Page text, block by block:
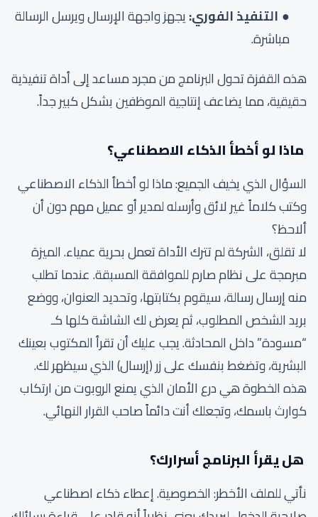
التنفيذ الفوري:يجهز واجهة الإرسال ويرسل الرسالة
مباشرة.
هذه القفزة تحول البرنامج من مجرد مساعد إلى أداة تنفيذية
حقيقية، مما يضاعف إنتاجية الموظفين بشكل كبير جداً.
ماذا لو أخطأ الذكاء الاصطناعي؟
السؤال الذي يخيف الجميع: ماذا لو أخطأ الذكاء الاصطناعي
وكتب كلاماً غير لائق وأرسله لمدير أو عميل مهم دون أن
ألاحظ؟
لا تقلق، الشركة لم تترك الأداة تعمل بحرية عمياء. الميزة
مبرمجة على نظام صارم للموافقة المسبقة. عندما تطلب
منه إرسال رسالة، سيقوم بكتابتها، وتحديد العنوان، ووضع
بريد الشخص المطلوب، ثم يعرض لك الشاشة كلها كـ
“مسودة” داخل المحادثة. يجب عليك أن تقرأ المكتوب بعينك
البشرية، وتضغط بنفسك على زر (إرسال) الذي سيظهر لك.
هذه الخطوة هي درع الأمان الذي يمنع الروبوت من ارتكاب
كوارث باسمك، وتجعلك أنت دائماً صاحب القرار النهائي.
هل يقرأ البرنامج أسرارك؟
نأتي للملف الأخطر: الخصوصية. إعطاء ذكاء اصطناعي